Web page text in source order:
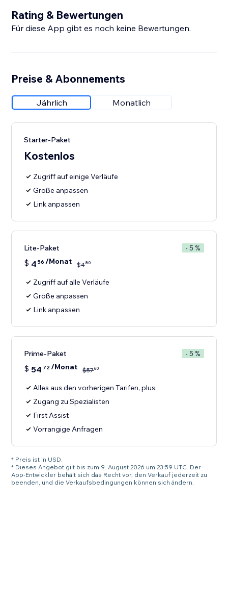
Rating & Bewertungen
Für diese App gibt es noch keine Bewertungen.
Preise & Abonnements
Jährlich Monatlich
Starter-Paket
Kostenlos
Zugriff auf einige Verläufe
Größe anpassen
Link anpassen
Lite-Paket - 5 %
$ 4 56 /Monat $480
Zugriff auf alle Verläufe
Größe anpassen
Link anpassen
Prime-Paket - 5 %
$ 54 72/Monat $5760
Alles aus den vorherigen Tarifen, plus:
Zugang zu Spezialisten
First Assist
Vorrangige Anfragen
* Preis ist in USD.
* Dieses Angebot gilt bis zum 9. August 2026 um 23:59 UTC. Der
App-Entwickler behält sich das Recht vor, den Verkauf jederzeit zu
beenden, und die Verkaufsbedingungen können sich ändern.